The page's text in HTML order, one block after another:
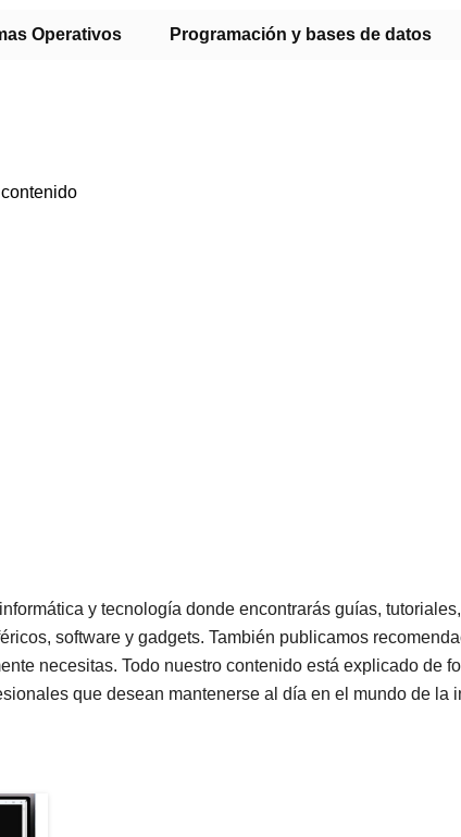
Operativos Programación y bases de datos
y tecnología donde encontrarás guías,
software y gadgets. También publicamos
necesitas. Todo nuestro contenido está explicado de
que desean mantenerse al día en el mundo de la